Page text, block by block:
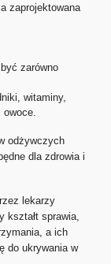
zaprojektowana
zarówno
witaminy,
odżywczych
dla zdrowia i
lekarzy
kształt sprawia,
a ich
do ukrywania w